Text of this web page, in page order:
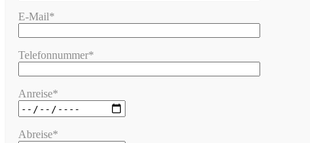
E-Mail*
Telefonnummer*
Anreise*
Abreise*